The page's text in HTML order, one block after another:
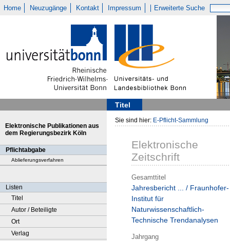
Home Neuzugänge Kontakt Impressum Erweiterte Suche
Titel
Elektronische Publikationen aus
dem Regierungsbezirk Köln
Pflichtabgabe
Ablieferungsverfahren
Listen
Titel
Autor / Beteiligte
Ort
Verlag
Sie sind hier: E-Pflicht-Sammlung
Elektronische
Zeitschrift
Gesamttitel
Jahresbericht ... / Fraunhofer-
Institut für
Naturwissenschaftlich-
Technische Trendanalysen
Jahrgang